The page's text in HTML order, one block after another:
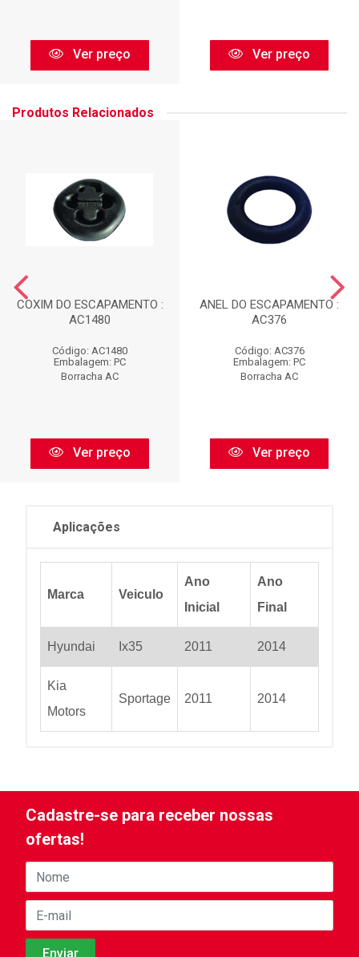
Ver preço Ver preço
Produtos Relacionados
COXIM DO ESCAPAMENTO :
AC1480
Código: AC1480
Embalagem: PC
Borracha AC
Ver preço
ANEL DO ESCAPAMENTO :
AC376
Código: AC376
Embalagem: PC
Borracha AC
Ver preço
Aplicações
Marca Veiculo
Ano
Inicial
Ano
Final
Hyundai Ix35 2011 2014
Kia
Motors
Sportage 2011 2014
Cadastre-se para receber nossas
ofertas!